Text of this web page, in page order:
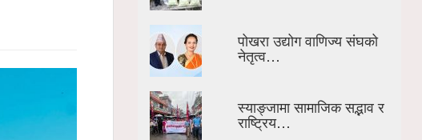
पोखरा उद्योग वाणिज्य संघको
नेतृत्व…
स्याङ्जामा सामाजिक सद्भाव र
राष्ट्रिय…